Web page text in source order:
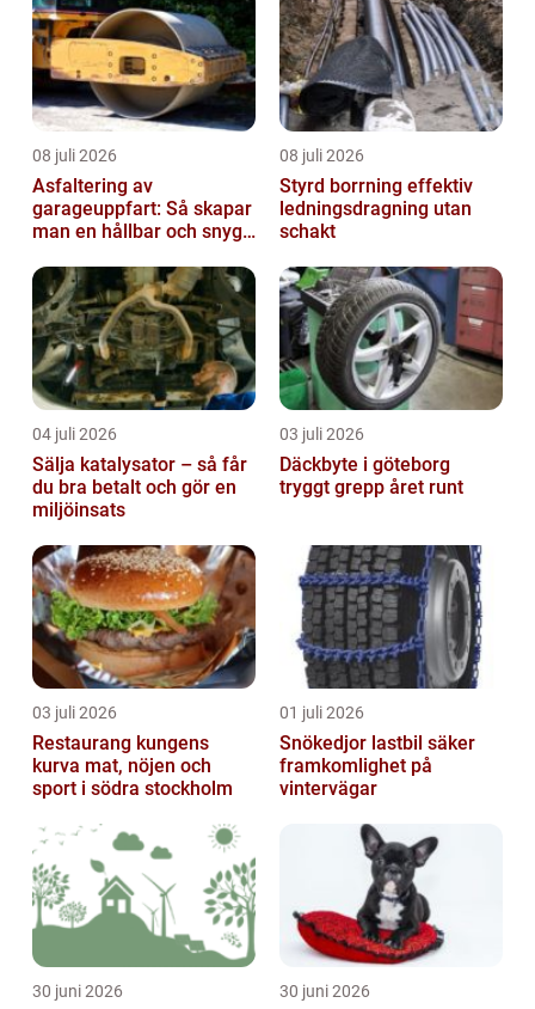
08 juli 2026
Asfaltering av
garageuppfart: Så skapar
man en hållbar och snygg
08 juli 2026
Styrd borrning effektiv
ledningsdragning utan
schakt
04 juli 2026
Sälja katalysator – så får
du bra betalt och gör en
miljöinsats
03 juli 2026
Däckbyte i göteborg
tryggt grepp året runt
03 juli 2026
Restaurang kungens
kurva mat, nöjen och
sport i södra stockholm
01 juli 2026
Snökedjor lastbil säker
framkomlighet på
vintervägar
30 juni 2026 30 juni 2026